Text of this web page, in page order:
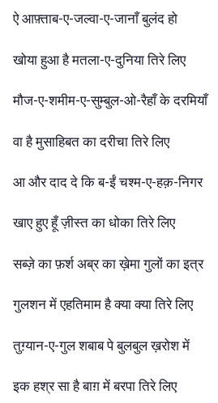
ऐआफ़्ताब-ए-जल्वा-ए-जानाँबुलंदहो
खोयाहुआहैमतला-ए-दुनियातिरेलिए
मौज-ए-शमीम-ए-सुम्बुल-ओ-रैहाँकेदरमियाँ
वाहैमुसाहिबतकादरीचातिरेलिए
आऔरदाददेकिब-ईंचश्म-ए-हक़-निगर
खाएहुएहूँज़ीस्तका धोकातिरेलिए
सब्ज़ेकाफ़र्शअब्रकाख़ेमागुलोंकाइत्र
गुलशनमेंएहतिमामहैक्याक्यातिरेलिए
तुग़्यान-ए-गुलशबाबपेबुलबुलख़रोशमें
इकहश्रसाहैबाग़मेंबरपातिरेलिए